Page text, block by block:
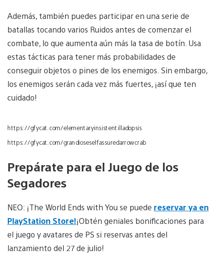
Además, también puedes participar en una serie de
batallas tocando varios Ruidos antes de comenzar el
combate, lo que aumenta aún más la tasa de botín. Usa
estas tácticas para tener más probabilidades de
conseguir objetos o pines de los enemigos. Sin embargo,
los enemigos serán cada vez más fuertes, ¡así que ten
cuidado!
https://gfycat.com/elementaryinsistentilladopsis
https://gfycat.com/grandioseselfassuredarrowcrab
Prepárate para el Juego de los
Segadores
NEO: ¡The World Ends with You se puede reservar ya en
PlayStation Store!¡Obtén geniales bonificaciones para
el juego y avatares de PS si reservas antes del
lanzamiento del 27 de julio!